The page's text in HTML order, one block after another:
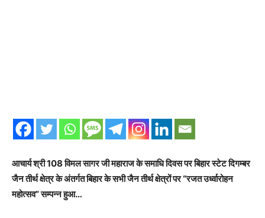
आचार्य श्री 108 विमल सागर जी महाराज के समाधि दिवस पर बिहार स्टेट दिगम्बर
जैन तीर्थ क्षेत्र के अंतर्गत बिहार के सभी जैन तीर्थ क्षेत्रों पर “रजत उर्ध्वारोहन
महोत्सव” सम्पन्न हुआ…